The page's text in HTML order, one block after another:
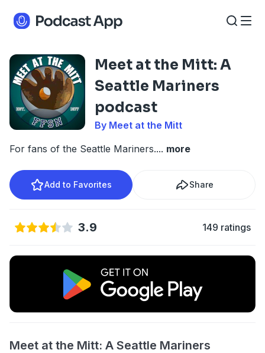
Meet at the Mitt: A
Seattle Mariners
podcast
By Meet at the Mitt
For fans of the Seattle Mariners.... more
Add to Favorites Share
3.9 149 ratings
Meet at the Mitt: A Seattle Mariners